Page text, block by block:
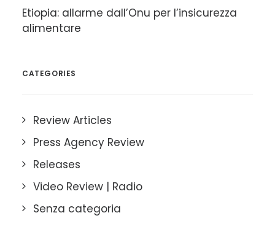
Etiopia: allarme dall’Onu per l’insicurezza
alimentare
CATEGORIES
Review Articles
Press Agency Review
Releases
Video Review | Radio
Senza categoria